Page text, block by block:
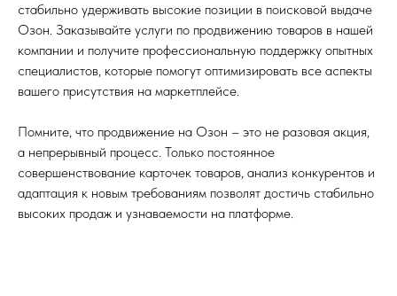
стабильно удерживать высокие позиции в поисковой выдаче
Озон. Заказывайте услуги по продвижению товаров в нашей
компании и получите профессиональную поддержку опытных
специалистов, которые помогут оптимизировать все аспекты
вашего присутствия на маркетплейсе.
Помните, что продвижение на Озон – это не разовая акция,
а непрерывный процесс. Только постоянное
совершенствование карточек товаров, анализ конкурентов и
адаптация к новым требованиям позволят достичь стабильно
высоких продаж и узнаваемости на платформе.